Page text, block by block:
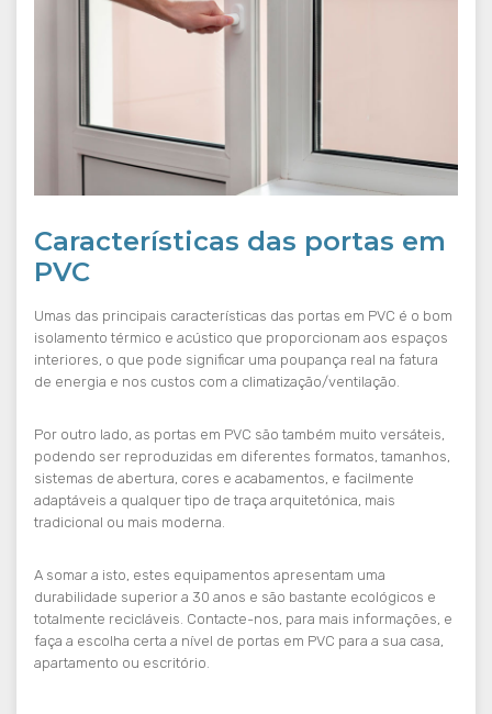
Características das portas em
PVC
Umas das principais características das portas em PVC é o bom
isolamento térmico e acústico que proporcionam aos espaços
interiores, o que pode significar uma poupança real na fatura
de energia e nos custos com a climatização/ventilação.
Por outro lado, as portas em PVC são também muito versáteis,
podendo ser reproduzidas em diferentes formatos, tamanhos,
sistemas de abertura, cores e acabamentos, e facilmente
adaptáveis a qualquer tipo de traça arquitetónica, mais
tradicional ou mais moderna.
A somar a isto, estes equipamentos apresentam uma
durabilidade superior a 30 anos e são bastante ecológicos e
totalmente recicláveis. Contacte-nos, para mais informações, e
faça a escolha certa a nível de portas em PVC para a sua casa,
apartamento ou escritório.